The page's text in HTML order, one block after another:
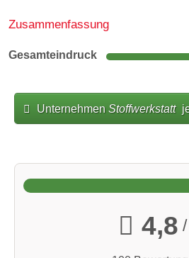
Zusammenfassung
Gesamteindruck
Unternehmen Stoffwerkstatt
4,8